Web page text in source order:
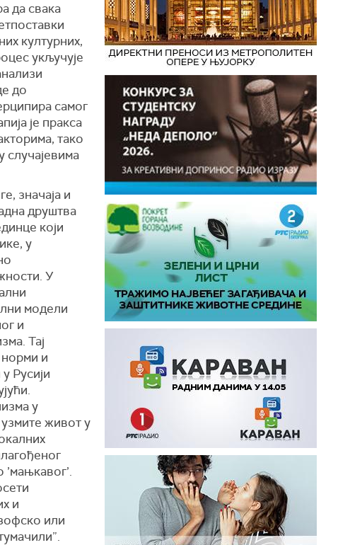
да свака
културних,
укључује
до
самог
је пракса
тако
случајевима
значаја и
друштва
који
у
У
модели
и
Тај
и
Русији
у
живот у
и
или